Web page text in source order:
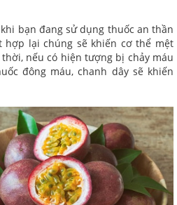
bạn đang sử dụng thuốc an thần
hợp lại chúng sẽ khiến cơ thể mệt
nếu có hiện tượng bị chảy máu
đông máu, chanh dây sẽ khiến